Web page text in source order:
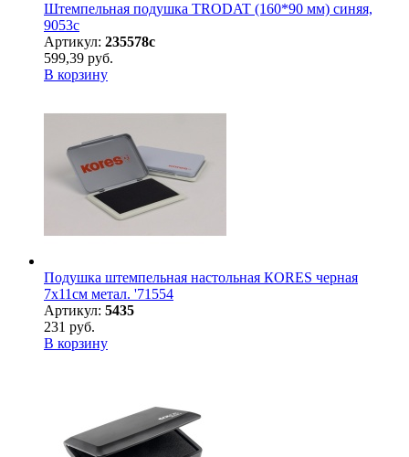
Штемпельная подушка TRODAT (160*90 мм) синяя,
9053с
Артикул: 235578с
599,39 руб.
В корзину
Подушка штемпельная настольная КORES черная
7х11см метал. '71554
Артикул: 5435
231 руб.
В корзину